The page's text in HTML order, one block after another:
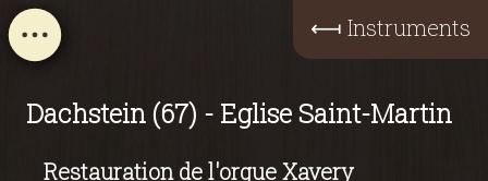
⟻ Instruments
Dachstein (67) - Eglise Saint-Martin
Restauration de l'orgue Xavery